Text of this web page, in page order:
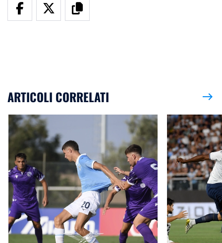
ARTICOLI CORRELATI east